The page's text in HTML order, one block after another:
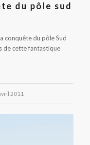
du pôle sud
conquête du pôle Sud
de cette fantastique
2011